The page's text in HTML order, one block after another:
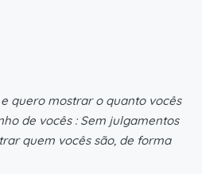
quero mostrar o quanto vocês
de vocês : Sem julgamentos
quem vocês são, de forma